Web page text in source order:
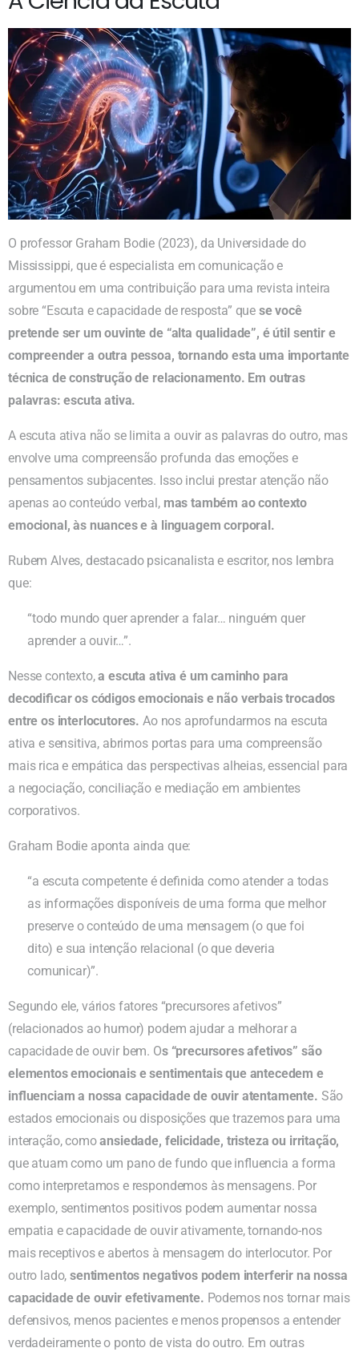
O professor Graham Bodie (2023), da Universidade do
Mississippi, que é especialista em comunicação e
argumentou em uma contribuição para uma revista inteira
sobre “Escuta e capacidade de resposta” que se você
pretende ser um ouvinte de “alta qualidade”, é útil sentir e
compreender a outra pessoa, tornando esta uma importante
técnica de construção de relacionamento. Em outras
palavras: escuta ativa.
A escuta ativa não se limita a ouvir as palavras do outro, mas
envolve uma compreensão profunda das emoções e
pensamentos subjacentes. Isso inclui prestar atenção não
apenas ao conteúdo verbal, mas também ao contexto
emocional, às nuances e à linguagem corporal.
Rubem Alves, destacado psicanalista e escritor, nos lembra
que:
“todo mundo quer aprender a falar… ninguém quer
aprender a ouvir…”.
Nesse contexto,a escuta ativa é um caminho para
decodificar os códigos emocionais e não verbais trocados
entre os interlocutores. Ao nos aprofundarmos na escuta
ativa e sensitiva, abrimos portas para uma compreensão
mais rica e empática das perspectivas alheias, essencial para
a negociação, conciliação e mediação em ambientes
corporativos.
Graham Bodie aponta ainda que:
“a escuta competente é definida como atender a todas
as informações disponíveis de uma forma que melhor
preserve o conteúdo de uma mensagem (o que foi
dito) e sua intenção relacional (o que deveria
comunicar)”.
Segundo ele, vários fatores “precursores afetivos”
(relacionados ao humor) podem ajudar a melhorar a
capacidade de ouvir bem. Os “precursores afetivos” são
elementos emocionais e sentimentais que antecedem e
influenciam a nossa capacidade de ouvir atentamente. São
estados emocionais ou disposições que trazemos para uma
interação, comoansiedade, felicidade, tristeza ou irritação,
que atuam como um pano de fundo que influencia a forma
como interpretamos e respondemos às mensagens. Por
exemplo, sentimentos positivos podem aumentar nossa
empatia e capacidade de ouvir ativamente, tornando-nos
mais receptivos e abertos à mensagem do interlocutor. Por
outro lado,sentimentos negativos podem interferir na nossa
capacidade de ouvir efetivamente. Podemos nos tornar mais
defensivos, menos pacientes e menos propensos a entender
verdadeiramente o ponto de vista do outro. Em outras